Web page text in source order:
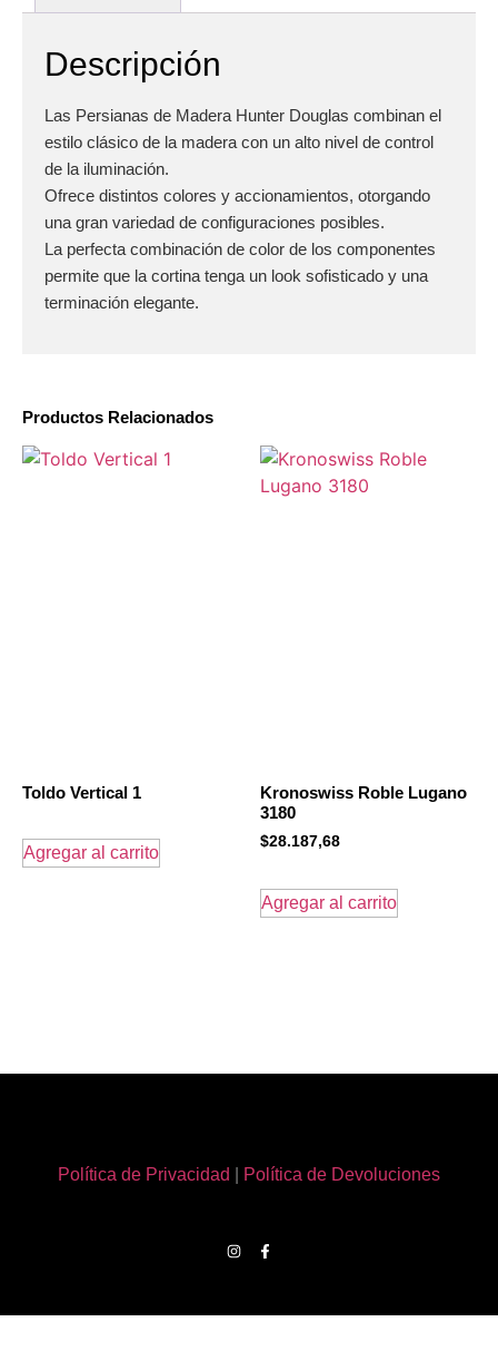
Productos Relacionados
Toldo Vertical 1
Agregar al carrito
Kronoswiss Roble Lugano
3180
$28.187,68
Agregar al carrito
Descripción
Las Persianas de Madera Hunter Douglas combinan el
estilo clásico de la madera con un alto nivel de control
de la iluminación.
Ofrece distintos colores y accionamientos, otorgando
una gran variedad de configuraciones posibles.
La perfecta combinación de color de los componentes
permite que la cortina tenga un look sofisticado y una
terminación elegante.
Política de Privacidad Política de Devoluciones